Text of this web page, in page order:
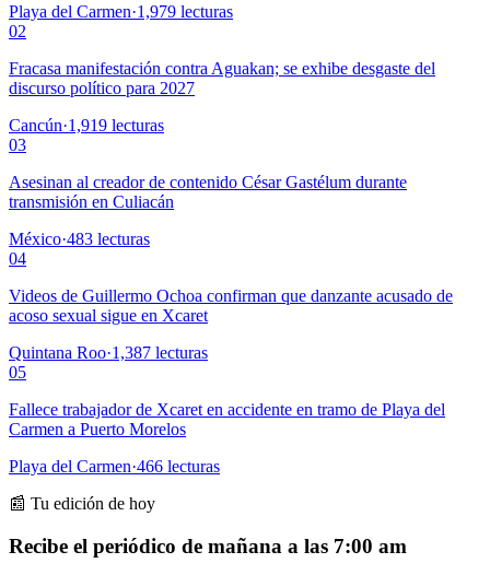
Playa del Carmen·1,979 lecturas
02
Fracasa manifestación contra Aguakan; se exhibe desgaste del
discurso político para 2027
Cancún·1,919 lecturas
03
Asesinan al creador de contenido César Gastélum durante
transmisión en Culiacán
México·483 lecturas
04
Videos de Guillermo Ochoa confirman que danzante acusado de
acoso sexual sigue en Xcaret
Quintana Roo·1,387 lecturas
05
Fallece trabajador de Xcaret en accidente en tramo de Playa del
Carmen a Puerto Morelos
Playa del Carmen·466 lecturas
📰 Tu edición de hoy
Recibe el periódico de mañana a las 7:00 am